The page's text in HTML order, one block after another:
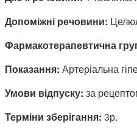
Допоміжні речовини:
Фармакотерапевтична
Показання: Артеріальна
Умови відпуску: за
Терміни зберігання: 3р.